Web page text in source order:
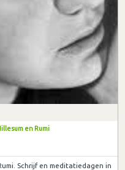
en Rumi
Schrijf en meditatiedagen in